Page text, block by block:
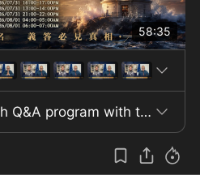
58:35
The 86th Q&A program with the theme "Witnessing the Victory of the Extermination Alliance" took place on August 1, 2026 (Australia time), corresponding to July 31 in the United States, with the participation of members of the alliance team and several guests, including “backstroke swimmer.” The audience and participants recalled the event on June 29, when about fifty people from various places such as Toronto, Vancouver, Seattle, Los Angeles, and Houston attended, with cases like Mr. To Binh Phuong overcoming many international legs to be present. This event was described as highly meaningful for the participating community. The main content revolved around comparing two prominent events: the trial on June 29, in which a person referred to as “Mr. Qi” was sentenced to thirty years in a trial deemed “absurd,” and Dr. Fauci’s hearing before the U.S. Congress exactly one month later, where Dr. Fauci invoked the Fifth Amendment to refuse to answer and was described as appearing tense. The guests also discussed the role of the New China Alliance on the occasion of its six-year anniversary, with the presence of Mr. Bannon, who delivered remarks praising “Mr. Seven.” Individuals such as Mr. Trump, Navarro, Giuliani, Hao Hao Hai Dong, and Ms. Da Chao Duong were also mentioned in relation to current affairs, as well as their influential roles in U.S. media and society. In addition, the program emphasized its perspective on the role of the New China Alliance in revealing information related to vaccines, along with accusations regarding the involvement of the Chinese Communist Party, the media system, Wall Street, and the U.S. political establishment in relation to the pandemic. Mr. Trump was cited numerous times for his statements opposing communism and for related decisions, including mention of signing the 2026 National Defense Act. At the end of the program, the guests expressed hope and optimism for the future, mentioning that “Mr. Qi” had moved to a new residence and received security support, while also expressing gratitude to all colleagues and the audience of episode 86.